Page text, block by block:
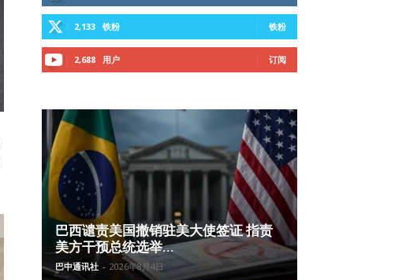
2,133 铁粉 铁粉
2,688 用户 订阅
巴西谴责美国撤销驻美大使签证 指责
美方干预总统选举...
巴中通讯社 - 2026年8月4日